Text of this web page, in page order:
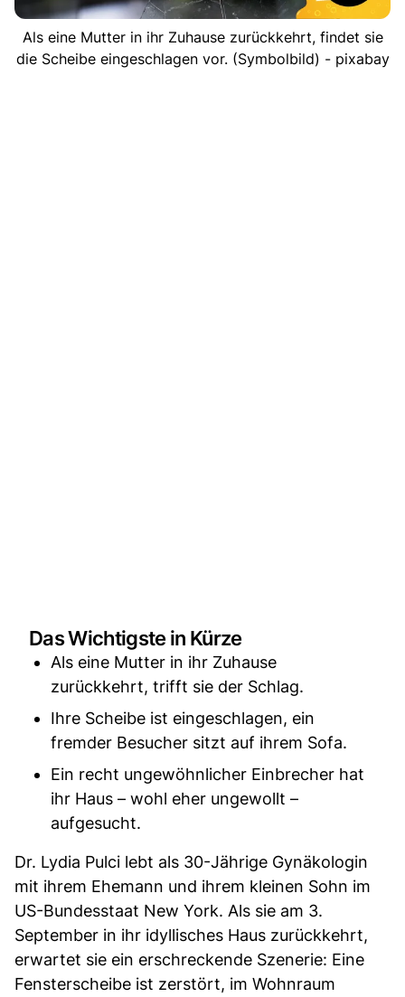
Als eine Mutter in ihr Zuhause zurückkehrt, findet sie
die Scheibe eingeschlagen vor. (Symbolbild) - pixabay
Das Wichtigste in Kürze
Als eine Mutter in ihr Zuhause
zurückkehrt, trifft sie der Schlag.
Ihre Scheibe ist eingeschlagen, ein
fremder Besucher sitzt auf ihrem Sofa.
Ein recht ungewöhnlicher Einbrecher hat
ihr Haus – wohl eher ungewollt –
aufgesucht.
Dr. Lydia Pulci lebt als 30-Jährige Gynäkologin
mit ihrem Ehemann und ihrem kleinen Sohn im
US-Bundesstaat New York. Als sie am 3.
September in ihr idyllisches Haus zurückkehrt,
erwartet sie ein erschreckende Szenerie: Eine
Fensterscheibe ist zerstört, im Wohnraum